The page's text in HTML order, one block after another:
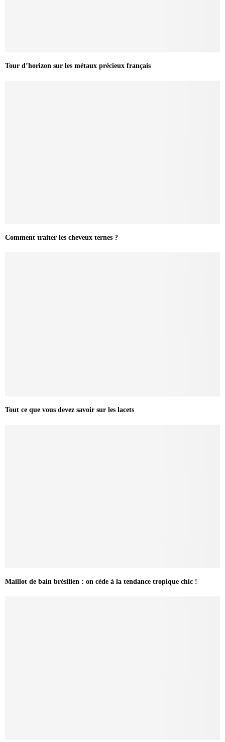
Tour d’horizon sur les métaux précieux français
Comment traiter les cheveux ternes ?
Tout ce que vous devez savoir sur les lacets
Maillot de bain brésilien : on cède à la tendance tropique chic !